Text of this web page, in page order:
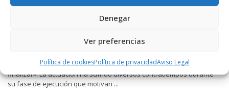
Denegar
Ver preferencias
Política de cookiesPolítica de privacidadAviso Legal
PORRADIO HARO 24 ENERO, 2019 1510 6
La instalación de la calefacción origina un
El PP cree que «como sigamos así, los trabajos nunca van a
finalizar». La actuación ha sufrido diversos contratiempos durante
su fase de ejecución que motivan ...